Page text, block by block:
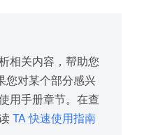
相关内容，帮助您
您对某个部分感兴
用手册章节。在查
TA 快速使用指南